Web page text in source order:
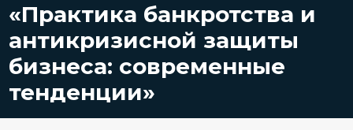
«Практика банкротства и
антикризисной защиты
бизнеса: современные
тенденции»